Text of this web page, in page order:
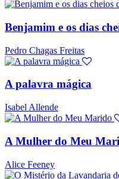
Benjamim e os dias
Pedro Chagas Freitas
A palavra mágica
Isabel Allende
A Mulher do Meu
Alice Feeney